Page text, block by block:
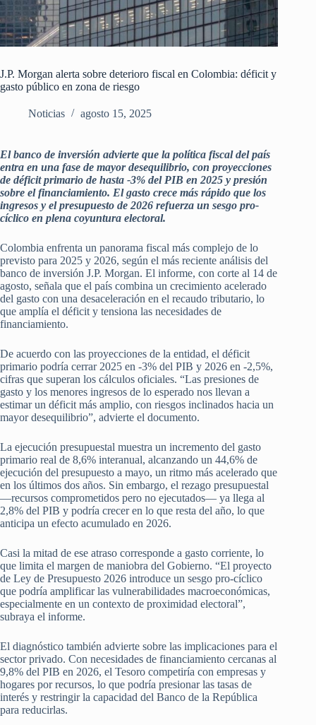
J.P. Morgan alerta sobre deterioro fiscal en Colombia: déficit y
gasto público en zona de riesgo
Noticias agosto 15, 2025
El banco de inversión advierte que la política fiscal del país
entra en una fase de mayor desequilibrio, con proyecciones
de déficit primario de hasta -3% del PIB en 2025 y presión
sobre el financiamiento. El gasto crece más rápido que los
ingresos y el presupuesto de 2026 refuerza un sesgo pro-
cíclico en plena coyuntura electoral.
Colombia enfrenta un panorama fiscal más complejo de lo
previsto para 2025 y 2026, según el más reciente análisis del
banco de inversión J.P. Morgan. El informe, con corte al 14 de
agosto, señala que el país combina un crecimiento acelerado
del gasto con una desaceleración en el recaudo tributario, lo
que amplía el déficit y tensiona las necesidades de
financiamiento.
De acuerdo con las proyecciones de la entidad, el déficit
primario podría cerrar 2025 en -3% del PIB y 2026 en -2,5%,
cifras que superan los cálculos oficiales. “Las presiones de
gasto y los menores ingresos de lo esperado nos llevan a
estimar un déficit más amplio, con riesgos inclinados hacia un
mayor desequilibrio”, advierte el documento.
La ejecución presupuestal muestra un incremento del gasto
primario real de 8,6% interanual, alcanzando un 44,6% de
ejecución del presupuesto a mayo, un ritmo más acelerado que
en los últimos dos años. Sin embargo, el rezago presupuestal
—recursos comprometidos pero no ejecutados— ya llega al
2,8% del PIB y podría crecer en lo que resta del año, lo que
anticipa un efecto acumulado en 2026.
Casi la mitad de ese atraso corresponde a gasto corriente, lo
que limita el margen de maniobra del Gobierno. “El proyecto
de Ley de Presupuesto 2026 introduce un sesgo pro-cíclico
que podría amplificar las vulnerabilidades macroeconómicas,
especialmente en un contexto de proximidad electoral”,
subraya el informe.
El diagnóstico también advierte sobre las implicaciones para el
sector privado. Con necesidades de financiamiento cercanas al
9,8% del PIB en 2026, el Tesoro competiría con empresas y
hogares por recursos, lo que podría presionar las tasas de
interés y restringir la capacidad del Banco de la República
para reducirlas.